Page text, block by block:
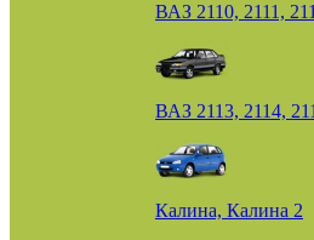
ВАЗ 2110, 2111,
ВАЗ 2113, 2114,
Калина, Калина 2